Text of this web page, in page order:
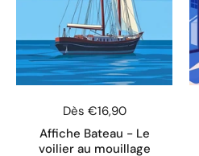
Dès €16,90
Affiche Bateau - Le
voilier au mouillage